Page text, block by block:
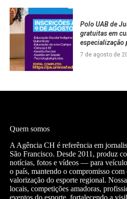
Polo UAB de
gratuitas em
especialização
7 de agosto de
Quem somos
A Agência CH é referência em
São Francisco. Desde 2011, produz
notícias, fotos e vídeos — para
o país, mantendo o compromisso com
valorização do esporte regional.
locais, competições amadoras,
eventos do esporte, fortalecendo a